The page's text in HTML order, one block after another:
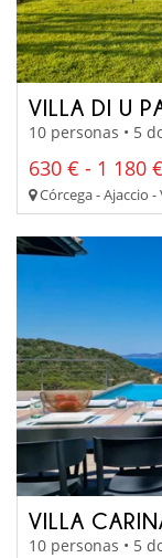
VILLA DI U
10 personas • 5
630 € - 1 180 €
Córcega - Ajaccio -
VILLA
10 personas • 5